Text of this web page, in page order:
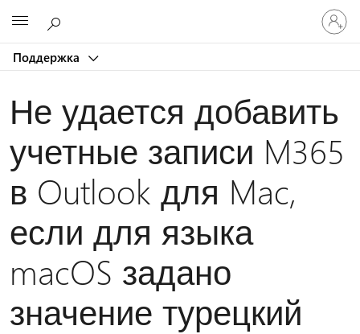
Поддержка
Не удается добавить
учетные записи M365
в Outlook для Mac,
если для языка
macOS задано
значение турецкий